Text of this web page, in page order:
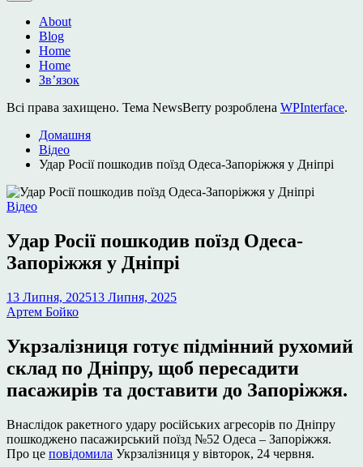
About
Blog
Home
Home
Зв’язок
Всі права захищено. Тема NewsBerry розроблена WPInterface.
Домашня
Відео
Удар Росії пошкодив поїзд Одеса-Запоріжжя у Дніпрі
Опублікувати
Відео
Удар Росії пошкодив поїзд Одеса-
Запоріжжя у Дніпрі
13 Липня, 202513 Липня, 2025
Артем Бойко
Укрзалізниця готує підмінний рухомий
склад по Дніпру, щоб пересадити
пасажирів та доставити до Запоріжжя.
Внаслідок ракетного удару російських агресорів по Дніпру
пошкоджено пасажирський поїзд №52 Одеса – Запоріжжя.
Про це повідомила Укрзалізниця у вівторок, 24 червня.